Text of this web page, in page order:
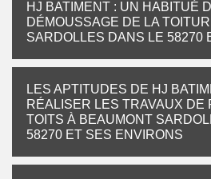
HJ BATIMENT : UN HABITUÉ
DÉMOUSSAGE DE LA
SARDOLLES DANS LE 58270
LES APTITUDES DE HJ
RÉALISER LES TRAVAUX DE
TOITS À BEAUMONT
58270 ET SES ENVIRONS